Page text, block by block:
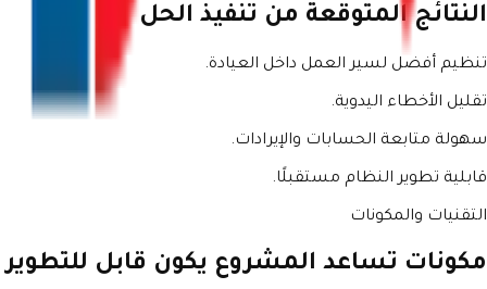
النتائج المتوقعة من تنفيذ الحل
تنظيم أفضل لسير العمل داخل العيادة.
تقليل الأخطاء اليدوية.
سهولة متابعة الحسابات والإيرادات.
قابلية تطوير النظام مستقبلًا.
التقنيات والمكونات
مكونات تساعد المشروع يكون قابل للتطوير